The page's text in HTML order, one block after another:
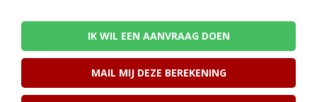
IK WIL EEN AANVRAAG DOEN
MAIL MIJ DEZE BEREKENING